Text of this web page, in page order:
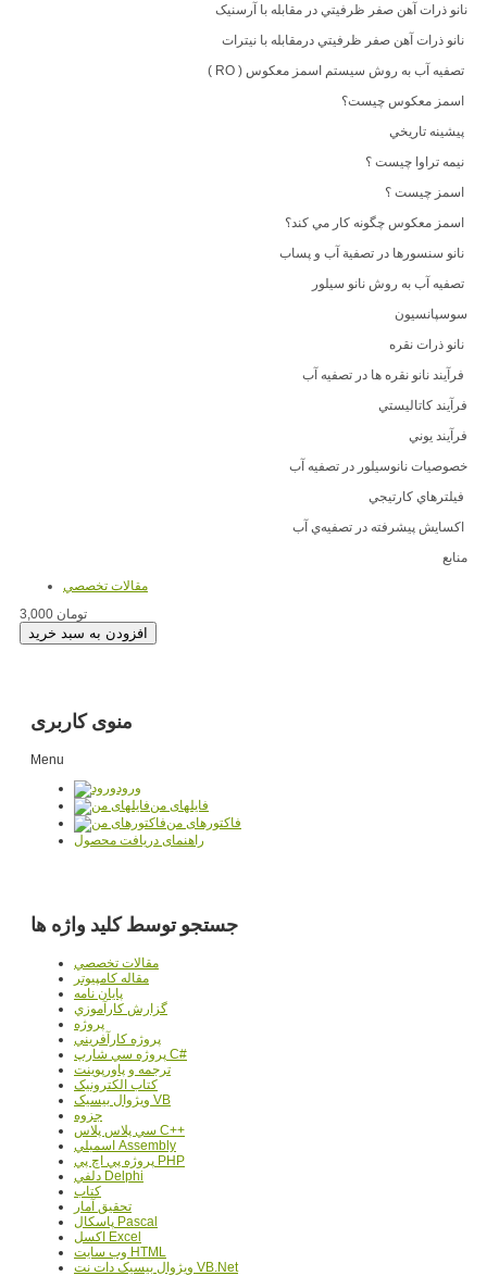
نانو ذرات آهن صفر ظرفيتي در مقابله با آرسنيک
نانو ذرات آهن صفر ظرفيتي درمقابله با نيترات
تصفيه آب به روش سيستم اسمز معکوس ( RO )
اسمز معکوس چيست؟
پيشينه تاريخي
نيمه تراوا چيست ؟
اسمز چيست ؟
اسمز معکوس چگونه کار مي کند؟
نانو سنسورها در تصفية آب و پساب
تصفيه آب به روش نانو سيلور
سوسپانسيون
نانو ذرات نقره
فرآيند نانو نقره ها در تصفيه آب
فرآيند کاتاليستي
فرآيند يوني
خصوصيات نانوسيلور در تصفيه آب
فيلترهاي کارتيجي
اکسا‌يش پيشرفته در تصفيه‌ي آب
منابع
مقالات تخصصي
3,000 تومان
منوی کاربری
Menu
ورود
فایلهای من
فاکتورهای من
راهنمای دریافت محصول
جستجو توسط کلید واژه ها
مقالات تخصصي
مقاله کامپیوتر
پایان نامه
گزارش کارآموزي
پروژه
پروژه کارآفريني
پروژه سي شارپ C#
ترجمه و پاورپوينت
کتاب الکترونيک
ويژوال بيسيک VB
جزوه
سي پلاس پلاس C++
اسمبلي Assembly
پروژه پي اچ پي PHP
دلفي Delphi
کتاب
تحقيق آمار
پاسکال Pascal
اکسل Excel
وب سايت HTML
ويژوال بيسيک دات نت VB.Net